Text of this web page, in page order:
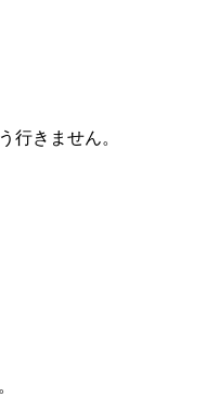
行きません。